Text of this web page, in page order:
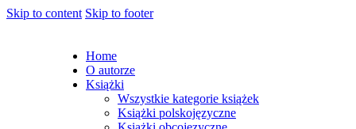
Skip to content Skip to footer
Home
O autorze
Książki
Wszystkie kategorie książek
Książki polskojęzyczne